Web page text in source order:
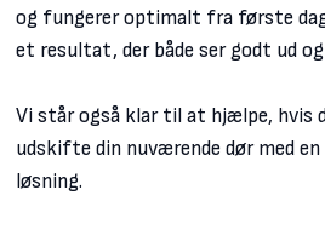
og fungerer optimalt fra første
et resultat, der både ser godt ud
Vi står også klar til at hjælpe, hvis
udskifte din nuværende dør med
løsning.